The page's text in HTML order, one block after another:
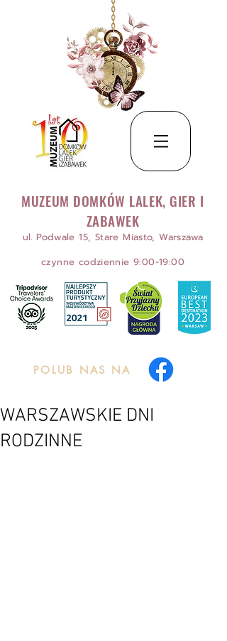
MUZEUM DOMKÓW LALEK, GIER I
ZABAWEK
ul. Podwale 15, Stare Miasto, Warszawa
czynne codziennie 9:00-19:00
POLUB NAS NA
WARSZAWSKIE DNI
RODZINNE